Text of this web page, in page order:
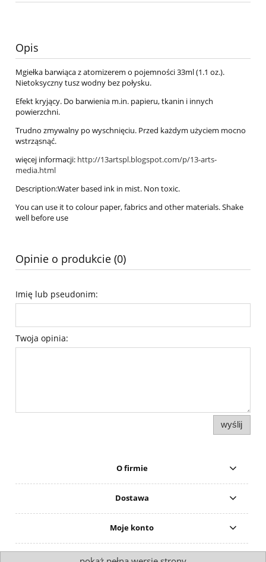
Opis
Mgiełka barwiąca z atomizerem o pojemności 33ml (1.1 oz.).
Nietoksyczny tusz wodny bez połysku.
Efekt kryjący. Do barwienia m.in. papieru, tkanin i innych
powierzchni.
Trudno zmywalny po wyschnięciu. Przed każdym użyciem mocno
wstrząsnąć.
więcej informacji: http://13artspl.blogspot.com/p/13-arts-
media.html
Description:Water based ink in mist. Non toxic.
You can use it to colour paper, fabrics and other materials. Shake
well before use
Opinie o produkcie (0)
Imię lub pseudonim:
Twoja opinia:
wyślij
O firmie
Dostawa
Moje konto